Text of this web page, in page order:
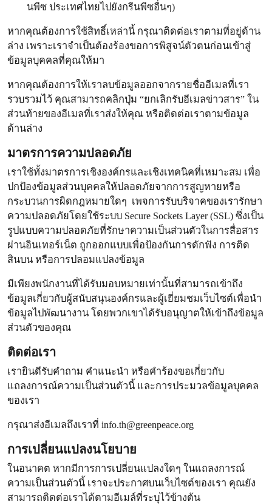
นพีซ ประเทศไทยไปยังกรีนพีซอื่นๆ)
หากคุณต้องการใช้สิทธิ์เหล่านี้ กรุณาติดต่อเราตามที่อยู่ด้าน
ล่าง เพราะเราจำเป็นต้องร้องขอการพิสูจน์ตัวตนก่อนเข้าสู่
ข้อมูลบุคคลที่คุณให้มา
หากคุณต้องการให้เราลบข้อมูลออกจากรายชื่ออีเมลที่เรา
รวบรวมไว้ คุณสามารถคลิกปุ่ม “ยกเลิกรับอีเมลข่าวสาร” ใน
ส่วนท้ายของอีเมลที่เราส่งให้คุณ หรือติดต่อเราตามข้อมูล
ด้านล่าง
มาตรการความปลอดภัย
เราใช้ทั้งมาตรการเชิงองค์กรและเชิงเทคนิคที่เหมาะสม เพื่อ
ปกป้องข้อมูลส่วนบุคคลให้ปลอดภัยจากการสูญหายหรือ
กระบวนการผิดกฎหมายใดๆ เพจการรับบริจาคของเรารักษา
ความปลอดภัยโดยใช้ระบบ Secure Sockets Layer (SSL) ซึ่งเป็น
รูปแบบความปลอดภัยที่รักษาความเป็นส่วนตัวในการสื่อสาร
ผ่านอินเทอร์เน็ต ถูกออกแบบเพื่อป้องกันการดักฟัง การติด
สินบน หรือการปลอมแปลงข้อมูล
มีเพียงพนักงานที่ได้รับมอบหมายเท่านั้นที่สามารถเข้าถึง
ข้อมูลเกี่ยวกับผู้สนับสนุนองค์กรและผู้เยี่ยมชมเว็บไซต์เพื่อนำ
ข้อมูลไปพัฒนางาน โดยพวกเขาได้รับอนุญาตให้เข้าถึงข้อมูล
ส่วนตัวของคุณ
ติดต่อเรา
เรายินดีรับคำถาม คำแนะนำ หรือคำร้องขอเกี่ยวกับ
แถลงการณ์ความเป็นส่วนตัวนี้ และการประมวลข้อมูลบุคคล
ของเรา
กรุณาส่งอีเมลถึงเราที่ info.th@greenpeace.org
การเปลี่ยนแปลงนโยบาย
ในอนาคต หากมีการการเปลี่ยนแปลงใดๆ ในแถลงการณ์
ความเป็นส่วนตัวนี้ เราจะประกาศบนเว็บไซต์ของเรา คุณยัง
สามารถติดต่อเราได้ตามอีเมล์ที่ระบุไว้ข้างต้น